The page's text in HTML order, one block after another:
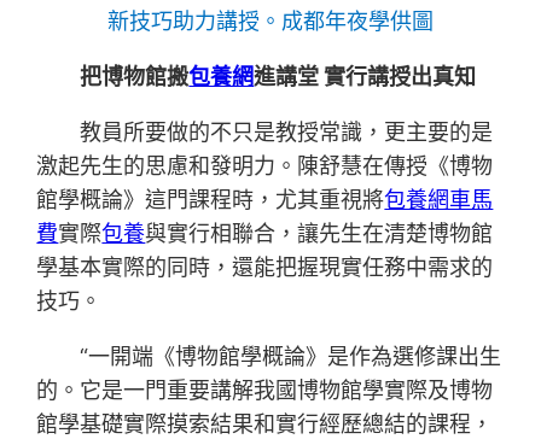
新技巧助力講授。成都年夜學供圖
把博物館搬包養網進講堂 實行講授出真知
教員所要做的不只是教授常識，更主要的是
激起先生的思慮和發明力。陳舒慧在傳授《博物
館學概論》這門課程時，尤其重視將包養網車馬
費實際包養與實行相聯合，讓先生在清楚博物館
學基本實際的同時，還能把握現實任務中需求的
技巧。
“一開端《博物館學概論》是作為選修課出生
的。它是一門重要講解我國博物館學實際及博物
館學基礎實際摸索結果和實行經歷總結的課程，